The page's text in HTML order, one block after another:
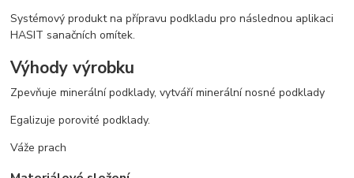
Systémový produkt na přípravu podkladu pro následnou aplikaci
HASIT sanačních omítek.
Výhody výrobku
Zpevňuje minerální podklady, vytváří minerální nosné podklady
Egalizuje porovité podklady.
Váže prach